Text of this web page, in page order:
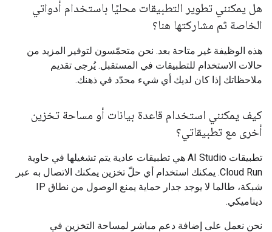
هل يمكنني تطوير التطبيقات محليًا باستخدام أدواتي
الخاصة ثم مشاركتها هنا؟
هذه الوظيفة غير متاحة بعد. نحن متحمّسون لتوفير المزيد من
حالات الاستخدام للتطبيقات في المستقبل. يُرجى تقديم
ملاحظاتك إذا كان لديك أي شيء محدّد في ذهنك.
كيف يمكنني استخدام قاعدة بيانات أو مساحة تخزين
أخرى مع تطبيقاتي؟
تطبيقات AI Studio هي تطبيقات عادية يتم تشغيلها في حاوية
Cloud Run. يمكنك استخدام أي حلّ تخزين يمكنك الاتصال به عبر
شبكة، طالما لا يوجد جدار حماية يمنع الوصول من نطاق IP
ديناميكي.
نحن نعمل على إضافة دعم مباشر لمساحة التخزين في